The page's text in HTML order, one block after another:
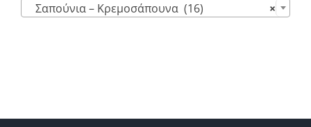
×
Σαπούνια – Κρεμοσάπουνα (16)